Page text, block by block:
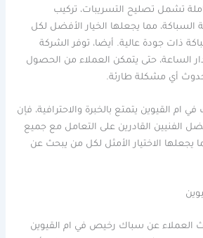
تشمل تصليح التسريبات، تركيب
السباكة، مما يجعلها الخيار الأفضل لكل
ذات جودة عالية. أيضا، توفر الشركة
الساعة، حتى يتمكن العملاء من الحصول
أي مشكلة طارئة.
ام القيوين يتمتع بالخبرة والاحترافية، فإن
الفنيين القادرين على التعامل مع جميع
يجعلها الاختيار الأمثل لكل من يبحث عن
العملاء عن سباك رخيص في ام القيوين